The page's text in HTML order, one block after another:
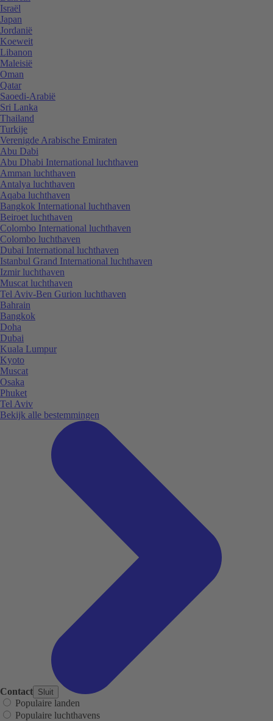
Contact Sluit
Israël
Japan
Jordanië
Koeweit
Libanon
Maleisië
Oman
Qatar
Saoedi-Arabië
Sri Lanka
Thailand
Turkije
Verenigde Arabische Emiraten
Abu Dabi
Abu Dhabi International luchthaven
Amman luchthaven
Antalya luchthaven
Aqaba luchthaven
Bangkok International luchthaven
Beiroet luchthaven
Colombo International luchthaven
Colombo luchthaven
Dubai International luchthaven
Istanbul Grand International luchthaven
Izmir luchthaven
Muscat luchthaven
Tel Aviv-Ben Gurion luchthaven
Bahrain
Bangkok
Doha
Dubai
Kuala Lumpur
Kyoto
Muscat
Osaka
Phuket
Tel Aviv
Bekijk alle bestemmingen
Populaire landen
Populaire luchthavens